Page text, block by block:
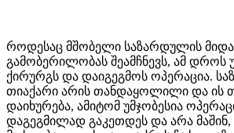
როდესაც მშობელი საზარდულის
გამობერილობას შეამჩნევს, ამ დროს
ქირურგს და დაიგეგმოს ოპერაცია.
თიაქარი არის თანდაყოლილი და ის
დაიხურება, ამიტომ უმჯობესია
დაგეგმილად გაკეთდეს და არა